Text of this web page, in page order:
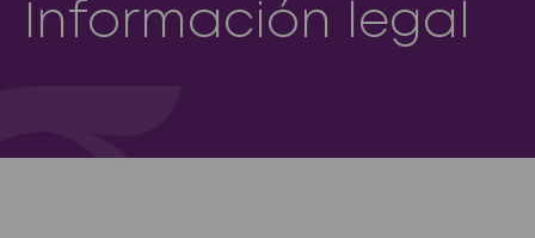
Información legal